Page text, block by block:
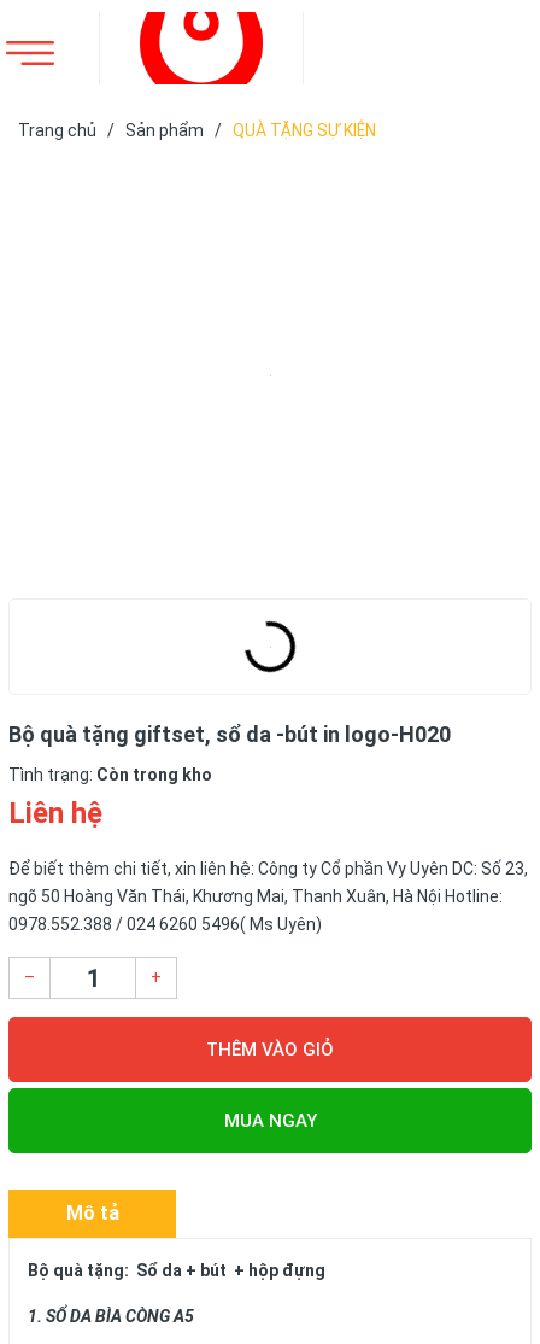
Trang chủ / Sản phẩm / QUÀ TẶNG SỰ KIỆN
Bộ quà tặng giftset, sổ da -bút in logo-H020
Tình trạng: Còn trong kho
Liên hệ
Để biết thêm chi tiết, xin liên hệ: Công ty Cổ phần Vy Uyên DC: Số 23,
ngõ 50 Hoàng Văn Thái, Khương Mai, Thanh Xuân, Hà Nội Hotline:
0978.552.388 / 024 6260 5496( Ms Uyên)
– +
THÊM VÀO GIỎ
MUA NGAY
Mô tả
Bộ quà tặng: Sổ da + bút + hộp đựng
1. SỔ DA BÌA CÒNG A5